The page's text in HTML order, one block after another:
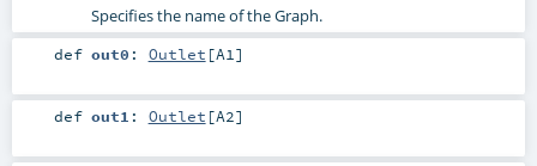
Specifies the name of the Graph.
def out0 : Outlet [A1 ]
def out1 : Outlet [A2]